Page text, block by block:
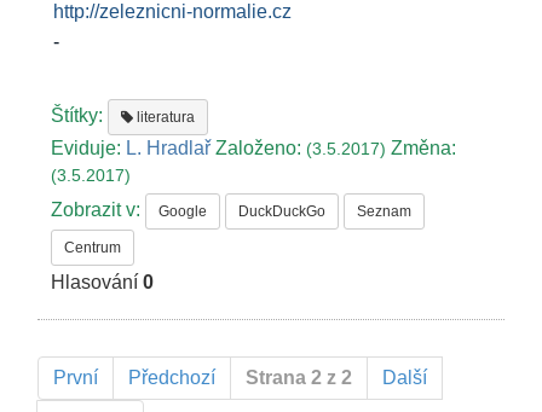
http://zeleznicni-normalie.cz
-
Štítky: literatura
Eviduje: L. Hradlař Založeno:(3.5.2017)Změna:
(3.5.2017)
Zobrazit v: Google DuckDuckGo Seznam
Centrum
Hlasování0
První Předchozí Strana 2 z 2 Další